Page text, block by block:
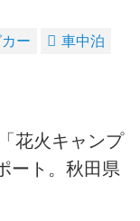
ー
車中泊
花火キャンプ
ート。秋田県